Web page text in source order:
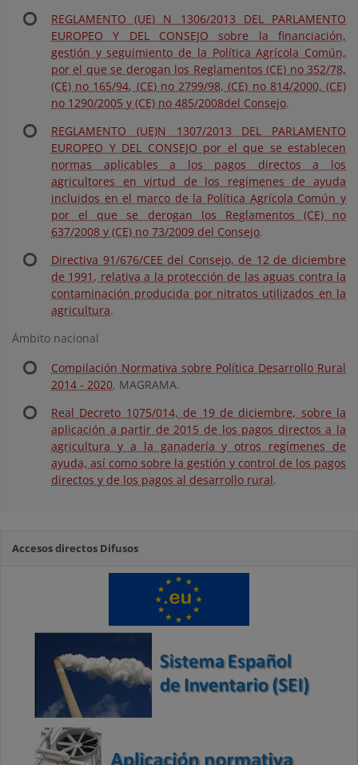
REGLAMENTO (UE) N 1306/2013 DEL PARLAMENTO
EUROPEO Y DEL CONSEJO sobre la financiación,
gestión y seguimiento de la Política Agrícola Común,
por el que se derogan los Reglamentos (CE) no 352/78,
(CE) no 165/94, (CE) no 2799/98, (CE) no 814/2000, (CE)
no 1290/2005 y (CE) no 485/2008del Consejo.
REGLAMENTO (UE)N 1307/2013 DEL PARLAMENTO
EUROPEO Y DEL CONSEJO por el que se establecen
normas aplicables a los pagos directos a los
agricultores en virtud de los regímenes de ayuda
incluidos en el marco de la Política Agrícola Común y
por el que se derogan los Reglamentos (CE) no
637/2008 y (CE) no 73/2009 del Consejo.
Directiva 91/676/CEE del Consejo, de 12 de diciembre
de 1991, relativa a la protección de las aguas contra la
contaminación producida por nitratos utilizados en la
agricultura.
Ámbito nacional
Compilación Normativa sobre Política Desarrollo Rural
2014 ‐ 2020. MAGRAMA.
Real Decreto 1075/014, de 19 de diciembre, sobre la
aplicación a partir de 2015 de los pagos directos a la
agricultura y a la ganadería y otros regímenes de
ayuda, así como sobre la gestión y control de los pagos
directos y de los pagos al desarrollo rural.
Accesos directos Difusos